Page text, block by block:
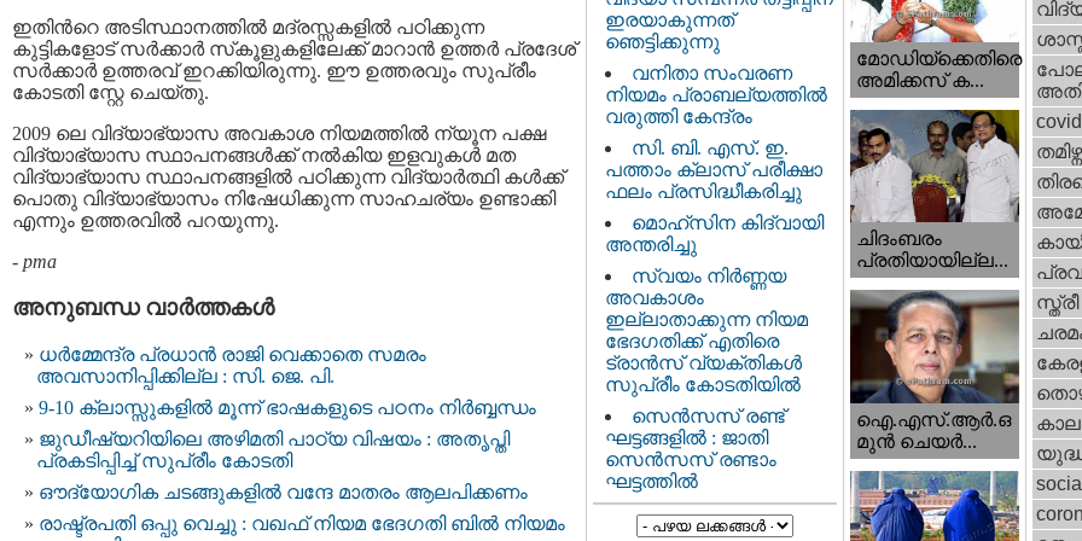
ഇതിൻറെ അടിസ്ഥാനത്തില്‍ മദ്രസ്സകളില്‍ പഠിക്കുന്ന
കുട്ടികളോട് സര്‍ക്കാര്‍ സ്‌കൂളുകളിലേക്ക് മാറാന്‍ ഉത്തര്‍ പ്രദേശ്
സർക്കാർ ഉത്തരവ് ഇറക്കിയിരുന്നു. ഈ ഉത്തരവും സുപ്രീം
കോടതി സ്റ്റേ ചെയ്തു.
2009 ലെ വിദ്യാഭ്യാസ അവകാശ നിയമത്തില്‍ ന്യൂന പക്ഷ
വിദ്യാഭ്യാസ സ്ഥാപനങ്ങള്‍ക്ക് നല്‍കിയ ഇളവുകള്‍ മത
വിദ്യാഭ്യാസ സ്ഥാപനങ്ങളില്‍ പഠിക്കുന്ന വിദ്യാര്‍ത്ഥി കള്‍ക്ക്
പൊതു വിദ്യാഭ്യാസം നിഷേധിക്കുന്ന സാഹചര്യം ഉണ്ടാക്കി
എന്നും ഉത്തരവില്‍ പറയുന്നു.
- pma
അനുബന്ധ വാര്‍ത്തകള്‍
ധര്‍മ്മേന്ദ്ര പ്രധാൻ രാജി വെക്കാതെ സമരം
അവസാനിപ്പിക്കില്ല : സി. ജെ. പി.
9-10 ക്ലാസ്സുകളിൽ മൂന്ന് ഭാഷകളുടെ പഠനം നിർബ്ബന്ധം
ജുഡീഷ്യറിയിലെ അഴിമതി പാഠ്യ വിഷയം : അതൃപ്തി
പ്രകടിപ്പിച്ച് സുപ്രീം കോടതി
ഔദ്യോഗിക ചടങ്ങുകളില്‍ വന്ദേ മാതരം ആലപിക്കണം
രാഷ്ട്രപതി ഒപ്പു വെച്ചു : വഖഫ് നിയമ ഭേദഗതി ബില്‍ നിയമം
ഇരയാകുന്നത്‌
ഞെട്ടിക്കുന്നു
വനിതാ സംവരണ
നിയമം പ്രാബല്യത്തിൽ
വരുത്തി കേന്ദ്രം
സി. ബി. എസ്. ഇ.
പത്താം ക്ലാസ് പരീക്ഷാ
ഫലം പ്രസിദ്ധീകരിച്ചു
മൊഹ്‌സിന കിദ്വായി
അന്തരിച്ചു
സ്വയം നിർണ്ണയ
അവകാശം
ഇല്ലാതാക്കുന്ന നിയമ
ഭേദഗതിക്ക് എതിരെ
ട്രാൻസ് വ്യക്തികൾ
സുപ്രീം കോടതിയിൽ
സെന്‍സസ് രണ്ട്
ഘട്ടങ്ങളിൽ : ജാതി
സെന്‍സസ് രണ്ടാം
ഘട്ടത്തിൽ
മോഡിയ്ക്കെതിരെ
അമിക്കസ് ക...
ചിദംബരം
പ്രതിയായില്ല...
ഐ.എസ്.ആര്‍.ഒ
മുന്‍ ചെയര്‍...